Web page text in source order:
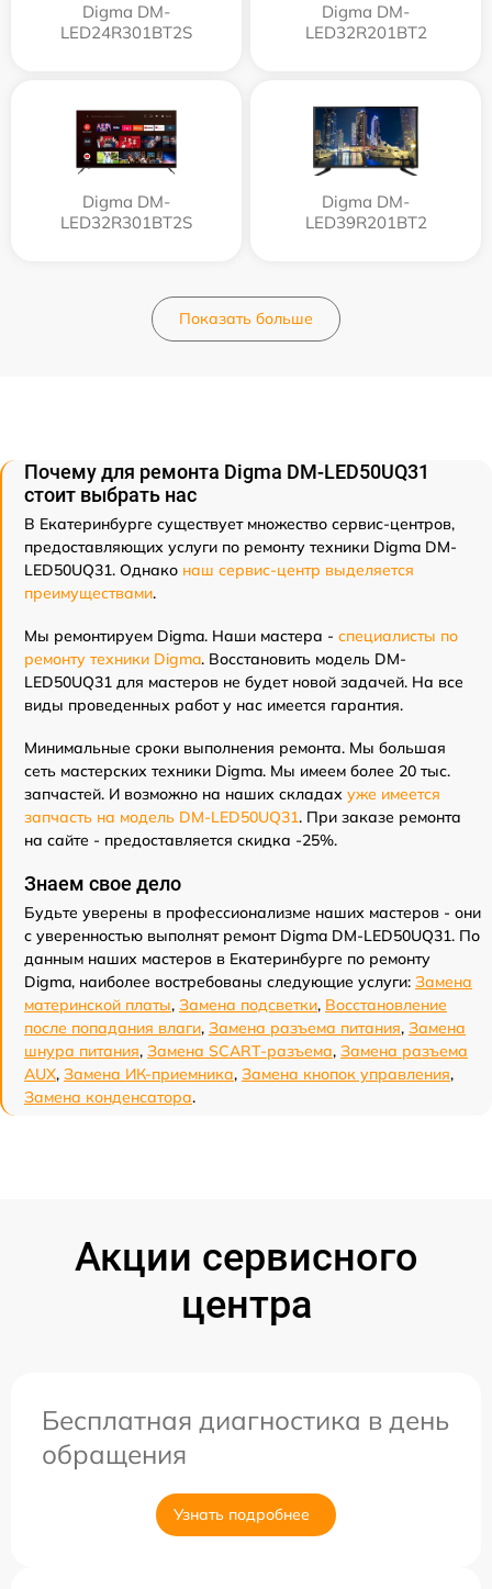
Digma DM-
LED24R301BT2S
Digma DM-
LED32R201BT2
Digma DM-
LED32R301BT2S
Digma DM-
LED39R201BT2
Показать больше
Почему для ремонта Digma DM-LED50UQ31
стоит выбрать нас
В Екатеринбурге существует множество сервис-центров,
предоставляющих услуги по ремонту техники Digma DM-
LED50UQ31. Однако наш сервис-центр выделяется
преимуществами.
Мы ремонтируем Digma. Наши мастера - специалисты по
ремонту техники Digma. Восстановить модель DM-
LED50UQ31 для мастеров не будет новой задачей. На все
виды проведенных работ у нас имеется гарантия.
Минимальные сроки выполнения ремонта. Мы большая
сеть мастерских техники Digma. Мы имеем более 20 тыс.
запчастей. И возможно на наших складах уже имеется
запчасть на модель DM-LED50UQ31. При заказе ремонта
на сайте - предоставляется скидка -25%.
Знаем свое дело
Будьте уверены в профессионализме наших мастеров - они
с уверенностью выполнят ремонт Digma DM-LED50UQ31. По
данным наших мастеров в Екатеринбурге по ремонту
Digma, наиболее востребованы следующие услуги: Замена
материнской платы, Замена подсветки, Восстановление
после попадания влаги, Замена разъема питания, Замена
шнура питания, Замена SCART-разъема, Замена разъема
AUX, Замена ИК-приемника, Замена кнопок управления,
Замена конденсатора.
Акции сервисного
центра
Бесплатная диагностика в день
обращения
Узнать подробнее